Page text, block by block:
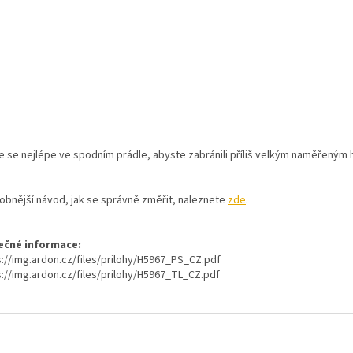
se nejlépe ve spodním prádle, abyste zabránili příliš velkým naměřeným
návod, jak se správně změřit, naleznete zde.
informace:
img.ardon.cz/files/prilohy/H5967_PS_CZ.pdf
img.ardon.cz/files/prilohy/H5967_TL_CZ.pdf